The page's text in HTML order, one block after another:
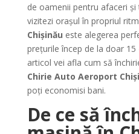
de oamenii pentru afaceri
vizitezi orașul în propriul
Chișinău este alegerea
prețurile încep de la doar 15
articol vei afla cum să
Chirie Auto Aeroport
poți economisi bani.
De ce să